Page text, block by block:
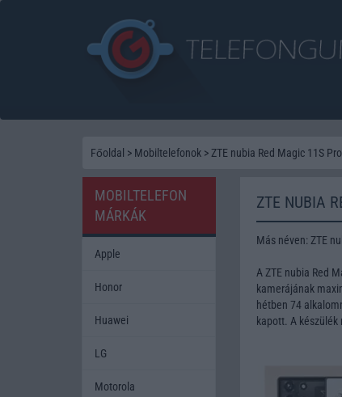
Főoldal > Mobiltelefonok > ZTE nubia Red Magic 11S Pro
ZTE NUBIA
Más néven: ZTE
A ZTE nubia Red
kamerájának
hétben 74
kapott. A készülék
MOBILTELEFON
MÁRKÁK
Apple
Honor
Huawei
LG
Motorola